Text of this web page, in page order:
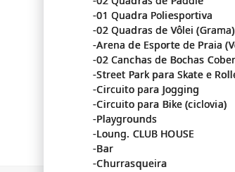
-01 Quadra Poliesportiva
-02 Quadras de Vôlei (Grama)
-Arena de Esporte de Praia
-02 Canchas de Bochas
-Street Park para Skate e
-Circuito para Jogging
-Circuito para Bike (ciclovia)
-Playgrounds
-Loung. CLUB HOUSE
-Bar
-Churrasqueira